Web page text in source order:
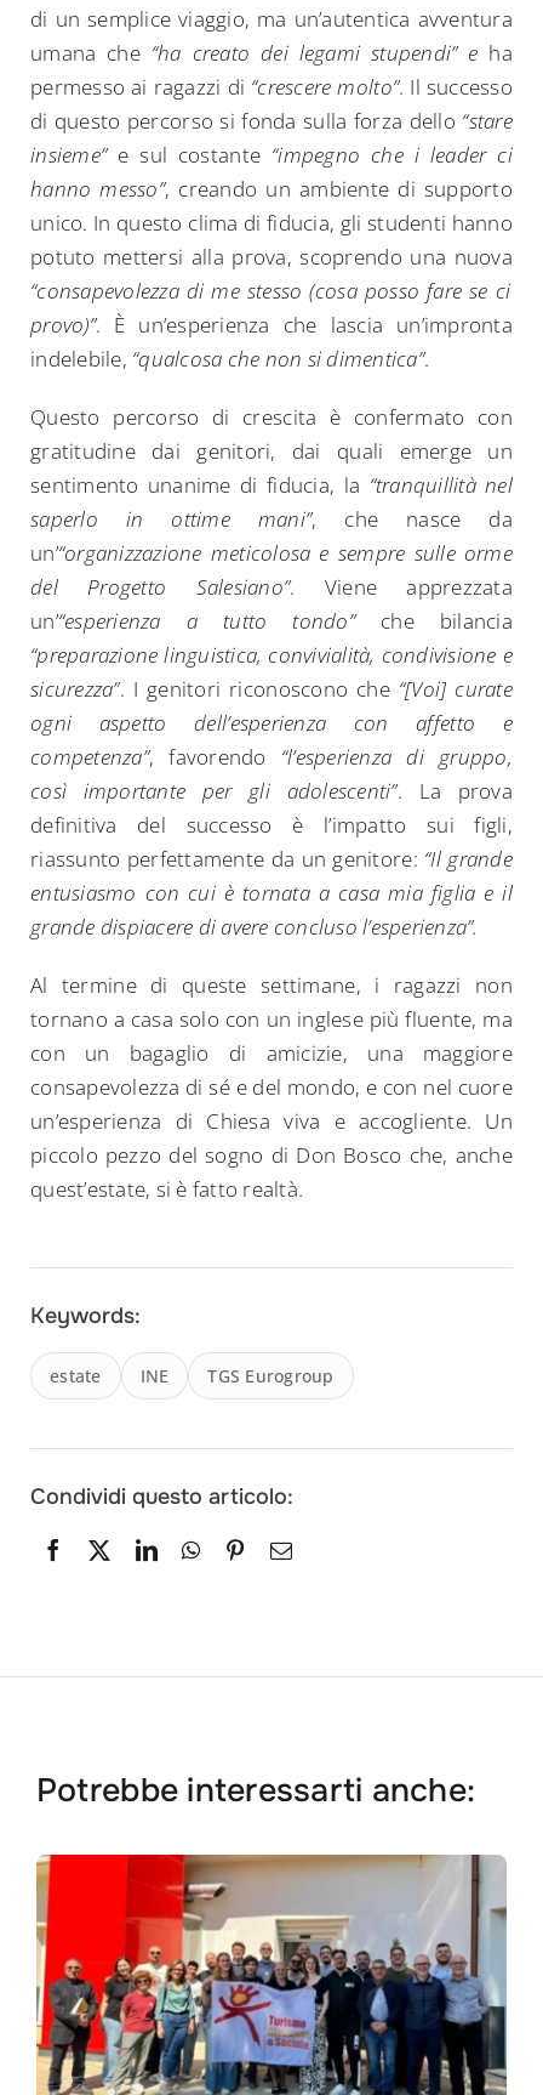
di un semplice viaggio, ma un’autentica avventura
umana che “ha creato dei legami stupendi” e ha
permesso ai ragazzi di “crescere molto”. Il successo
di questo percorso si fonda sulla forza dello “stare
insieme”e sul costante “impegno che i leader ci
hanno messo”, creando un ambiente di supporto
unico. In questo clima di fiducia, gli studenti hanno
potuto mettersi alla prova, scoprendo una nuova
“consapevolezza di me stesso (cosa posso fare se ci
provo)”. È un’esperienza che lascia un’impronta
indelebile, “qualcosa che non si dimentica”.
Questo percorso di crescita è confermato con
gratitudine dai genitori, dai quali emerge un
sentimento unanime di fiducia, la “tranquillità nel
saperlo in ottime mani”, che nasce da
un’“organizzazione meticolosa e sempre sulle orme
del Progetto Salesiano”. Viene apprezzata
un’“esperienza a tutto tondo”che bilancia
“preparazione linguistica, convivialità, condivisione e
sicurezza”. I genitori riconoscono che “[Voi] curate
ogni aspetto dell’esperienza con affetto e
competenza”, favorendo “l’esperienza di gruppo,
così importante per gli adolescenti”. La prova
definitiva del successo è l’impatto sui figli,
riassunto perfettamente da un genitore: “Il grande
entusiasmo con cui è tornata a casa mia figlia e il
grande dispiacere di avere concluso l’esperienza”.
Al termine di queste settimane, i ragazzi non
tornano a casa solo con un inglese più fluente, ma
con un bagaglio di amicizie, una maggiore
consapevolezza di sé e del mondo, e con nel cuore
un’esperienza di Chiesa viva e accogliente. Un
piccolo pezzo del sogno di Don Bosco che, anche
quest’estate, si è fatto realtà.
Keywords:
estate INE TGS Eurogroup
Condividi questo articolo:
Potrebbe interessarti anche:
Search
for: